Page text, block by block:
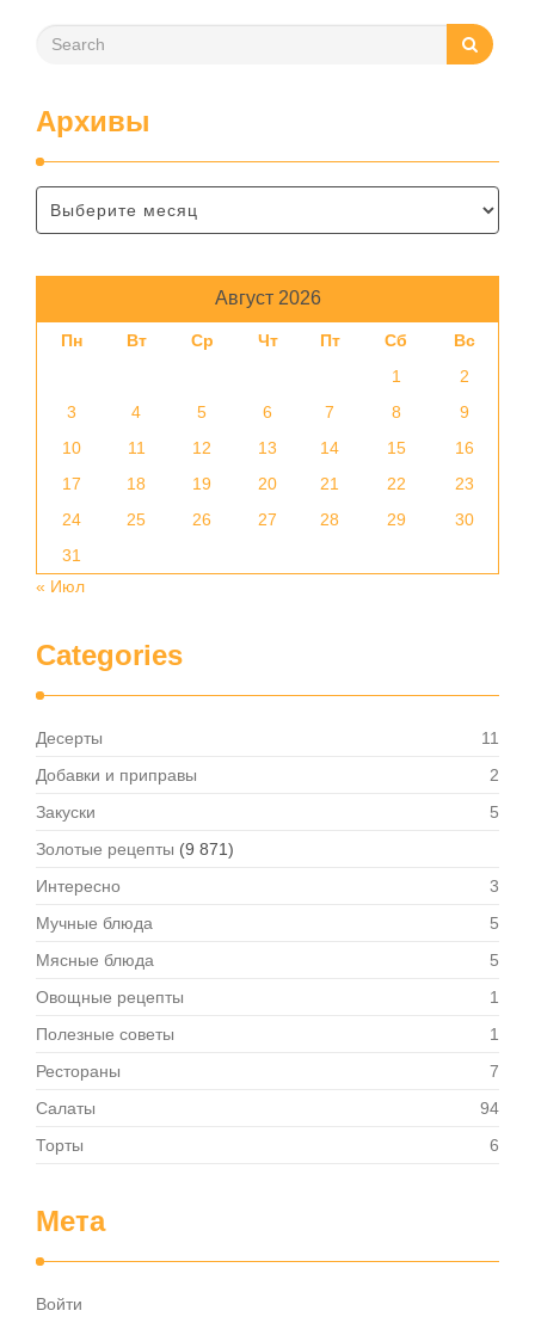
Архивы
Август 2026
Пн Вт Ср Чт Пт Сб
Вс
1
2
3
4 5 6 7 8
9
10
11 12 13 14 15
16
17
18 19 20 21 22
23
24
25 26 27 28 29
30
31
« Июл
Categories
Десерты
11
Добавки и приправы
2
Закуски
5
Золотые рецепты (9 871)
Интересно
3
Мучные блюда
5
Мясные блюда
5
Овощные рецепты
1
Полезные советы
1
Рестораны
7
Салаты
94
Торты
6
Мета
Войти